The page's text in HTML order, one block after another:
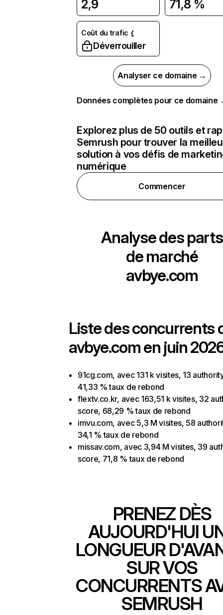
2,9 71,8 %
Coût du trafic
Déverrouiller
Analyser ce domaine →
Données complètes pour ce domaine
Explorez plus de 50 outils et
Semrush pour trouver la
solution à vos défis de
numérique
Commencer
Analyse des parts
de marché
avbye.com
Liste des concurrents
avbye.com en juin
91cg.com, avec 131 k visites, 13
41,33 % taux de rebond
flextv.co.kr, avec 163,51 k visites, 32
score, 68,29 % taux de rebond
imvu.com, avec 5,3 M visites, 58
34,1 % taux de rebond
missav.com, avec 3,94 M visites, 39
score, 71,8 % taux de rebond
PRENEZ DÈS
AUJOURD'HUI
LONGUEUR
SUR VOS
CONCURRENTS
SEMRUSH